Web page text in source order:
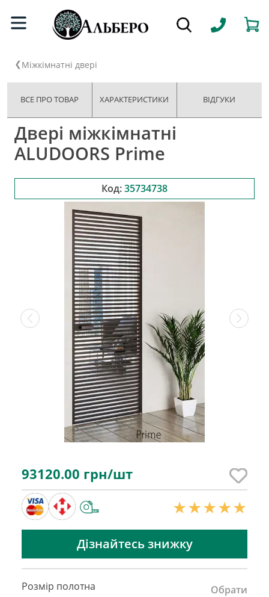
Міжкімнатні двері
ВСЕ ПРО ТОВАР ХАРАКТЕРИСТИКИ ВІДГУКИ
Двері міжкімнатні
ALUDOORS Prime
Код:35734738
93120.00 грн/шт
Дізнайтесь знижку
Розмір полотна Обрати